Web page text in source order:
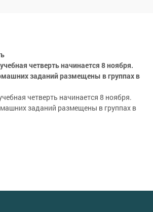
четверть начинается 8 ноября.
заданий размещены в группах в
четверть начинается 8 ноября.
заданий размещены в группах в